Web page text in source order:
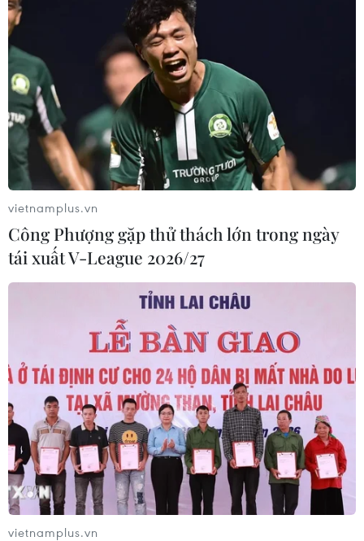
vietnamplus.vn
Công Phượng gặp thử thách lớn trong ngày
tái xuất V-League 2026/27
vietnamplus.vn